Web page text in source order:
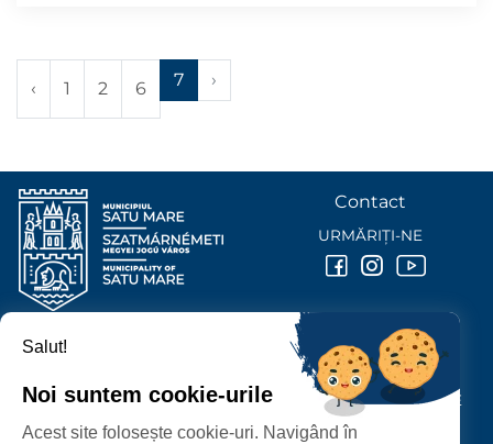
‹ 1 2 6 7 ›
PRIMĂRIA MUNICIPIULUI
P-ȚA 25 OCTOMBRIE, NR. 1 CORP M, 440026 SATU MARE
Contact
URMĂRIȚI-NE
Salut!
Noi suntem cookie-urile
Acest site folosește cookie-uri. Navigând în